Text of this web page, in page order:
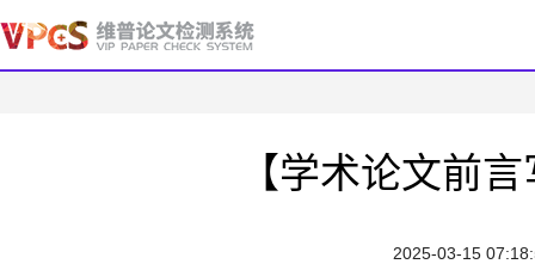
【学术论文前
2025-03-15